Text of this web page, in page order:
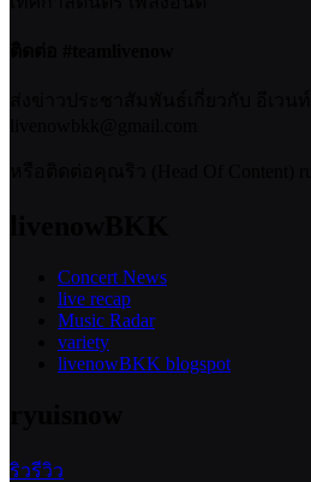
Concert News
live recap
Music Radar
variety
livenowBKK blogspot
ริวรีวิว